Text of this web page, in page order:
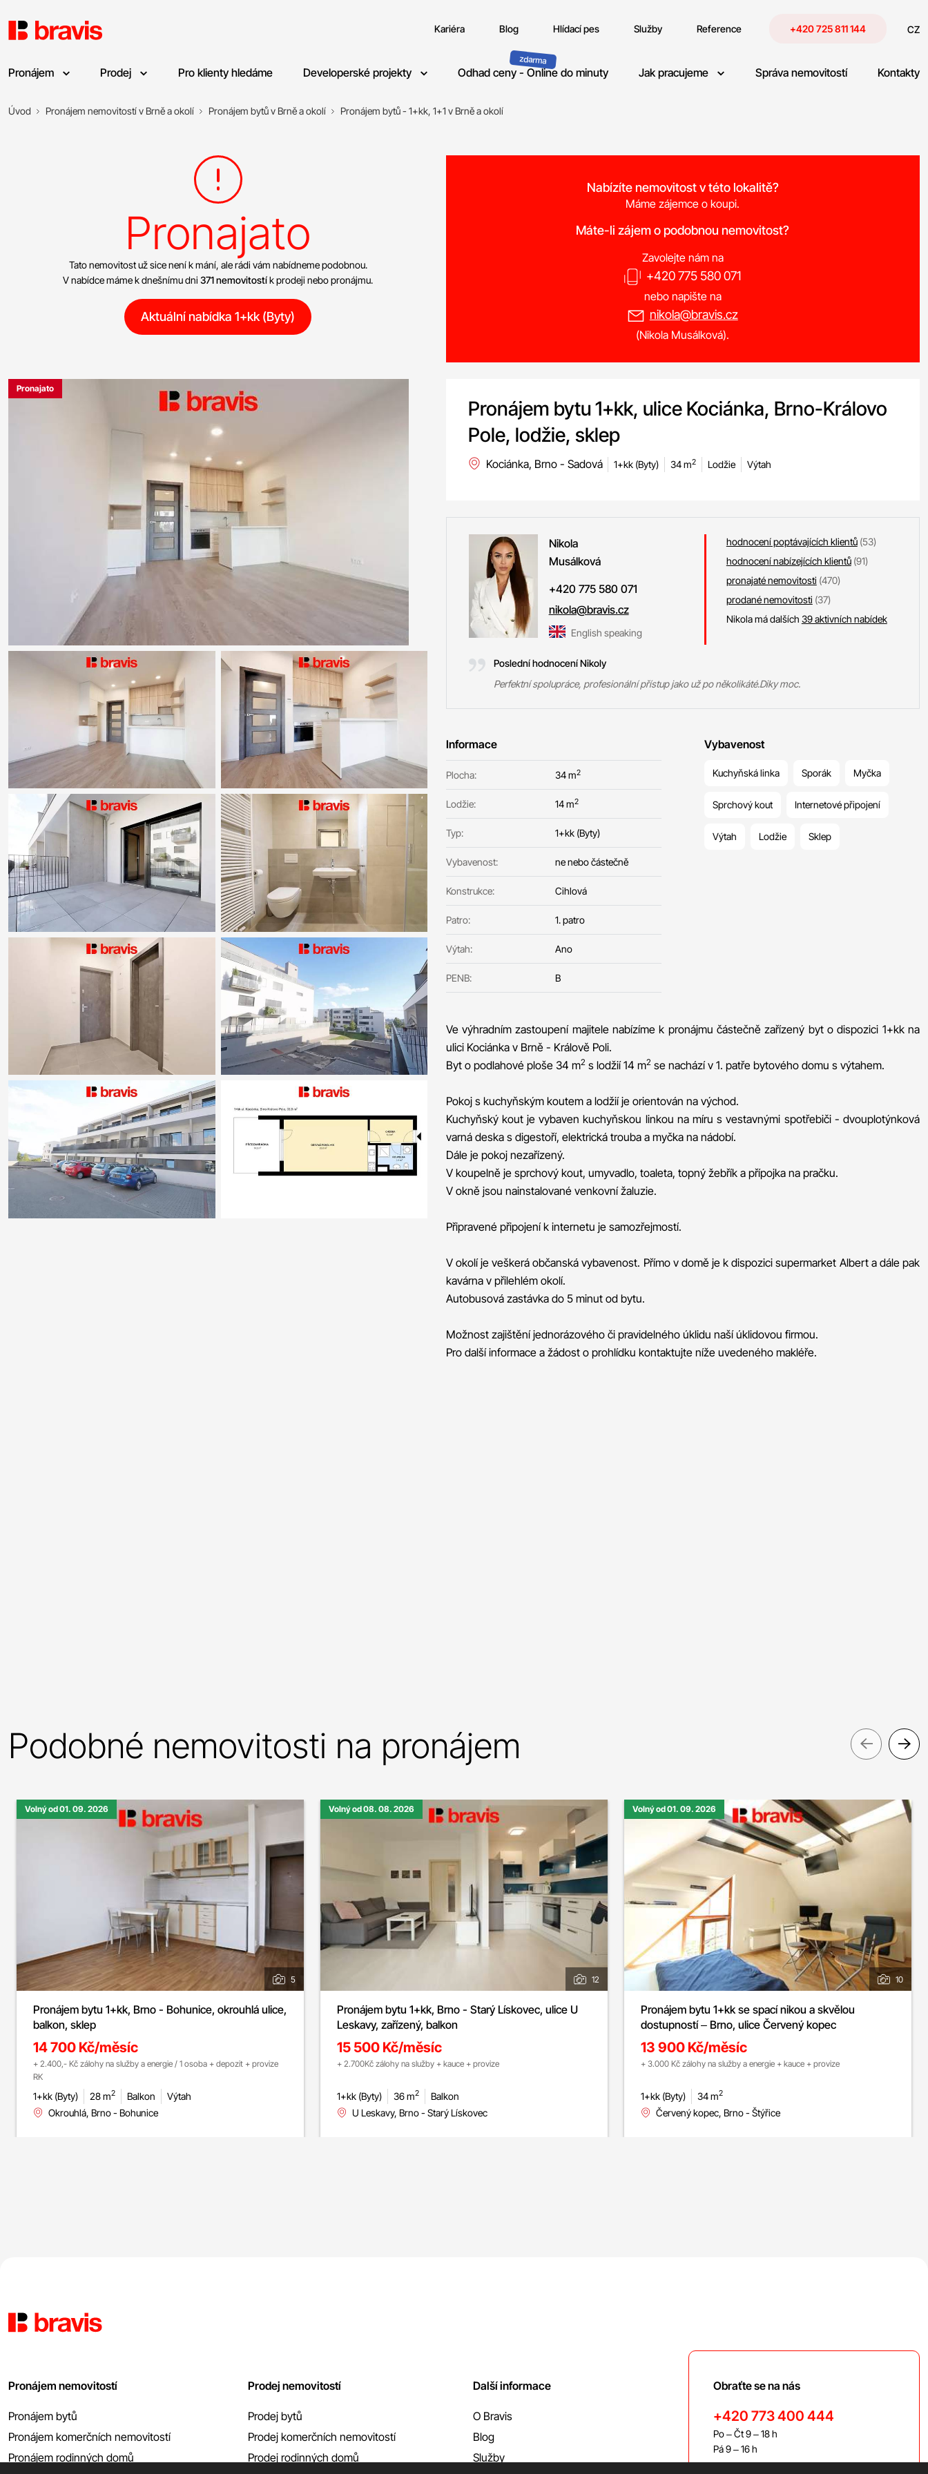
Kariéra Blog Hlídací pes Služby Reference +420 725 811 144 CZ
Pronájem Prodej Pro klienty hledáme Developerské projekty Odhad ceny - Online do minuty Jak pracujeme Správa nemovitostí Kontakty
Úvod Pronájem nemovitostí v Brně a okolí Pronájem bytů v Brně a okolí Pronájem bytů - 1+kk, 1+1 v Brně a okolí
Pronajato
Tato nemovitost už sice není k mání, ale rádi vám nabídneme podobnou.
V nabídce máme k dnešnímu dni371 nemovitostík prodeji nebo pronájmu.
Aktuální nabídka 1+kk (Byty)
Nabízíte nemovitost v této lokalitě?
Máme zájemce o koupi.
Máte-li zájem o podobnou nemovitost?
Zavolejte nám na
+420 775 580 071
nebo napište na
nikola@bravis.cz
(Nikola Musálková).
Pronajato
Pronájem bytu 1+kk, ulice Kociánka, Brno-Královo
Pole, lodžie, sklep
Kociánka, Brno - Sadová 1+kk (Byty) 34 m2 Lodžie Výtah
Nikola
Musálková
+420 775 580 071
nikola@bravis.cz
English speaking
hodnocení poptávajících klientů (53)
hodnocení nabízejících klientů (91)
pronajaté nemovitosti (470)
prodané nemovitosti (37)
Nikola má dalších 39 aktivních nabídek
Poslední hodnocení Nikoly
Perfektní spolupráce, profesionální přístup jako už po několikáté.Diky moc.
Informace
Plocha: 34 m2
Lodžie: 14 m2
Typ: 1+kk (Byty)
Vybavenost: ne nebo částečně
Konstrukce: Cihlová
Patro: 1. patro
Výtah: Ano
PENB: B
Vybavenost
Kuchyňská linka Sporák Myčka
Sprchový kout Internetové připojení
Výtah Lodžie Sklep
Ve výhradním zastoupení majitele nabízíme k pronájmu částečně zařízený byt o dispozici 1+kk na
ulici Kociánka v Brně - Králově Poli.
Byt o podlahové ploše 34 m2s lodžií 14 m2se nachází v 1. patře bytového domu s výtahem.
Pokoj s kuchyňským koutem a lodžií je orientován na východ.
Kuchyňský kout je vybaven kuchyňskou linkou na míru s vestavnými spotřebiči - dvouplotýnková
varná deska s digestoří, elektrická trouba a myčka na nádobí.
Dále je pokoj nezařízený.
V koupelně je sprchový kout, umyvadlo, toaleta, topný žebřík a přípojka na pračku.
V okně jsou nainstalované venkovní žaluzie.
Připravené připojení k internetu je samozřejmostí.
V okolí je veškerá občanská vybavenost. Přímo v domě je k dispozici supermarket Albert a dále pak
kavárna v přilehlém okolí.
Autobusová zastávka do 5 minut od bytu.
Možnost zajištění jednorázového či pravidelného úklidu naší úklidovou firmou.
Pro další informace a žádost o prohlídku kontaktujte níže uvedeného makléře.
Podobné nemovitosti na pronájem
Volný od 01. 09. 2026
5
Pronájem bytu 1+kk, Brno - Bohunice, okrouhlá ulice,
balkon, sklep
14 700 Kč/měsíc
+ 2.400,- Kč zálohy na služby a energie / 1 osoba + depozit + provize
RK
1+kk (Byty) 28 m2 Balkon
Výtah
Okrouhlá, Brno - Bohunice
Volný od 08. 08. 2026
12
Pronájem bytu 1+kk, Brno - Starý Lískovec, ulice U
Leskavy, zařízený, balkon
15 500 Kč/měsíc
+ 2.700Kč zálohy na služby + kauce + provize
1+kk (Byty) 36 m2
Balkon
U Leskavy, Brno - Starý Lískovec
Volný od 01. 09. 2026
10
Pronájem bytu 1+kk se spací nikou a skvělou
dostupností – Brno, ulice Červený kopec
13 900 Kč/měsíc
+ 3.000 Kč zálohy na služby a energie + kauce + provize
1+kk (Byty) 34 m2
Červený kopec, Brno - Štýřice
Pronájem nemovitostí
Pronájem bytů
Pronájem komerčních nemovitostí
Pronájem rodinných domů
Prodej nemovitostí
Prodej bytů
Prodej komerčních nemovitostí
Prodej rodinných domů
Další informace
O Bravis
Blog
Služby
Obraťte se na nás
+420 773 400 444
Po – Čt 9 – 18 h
Pá 9 – 16 h